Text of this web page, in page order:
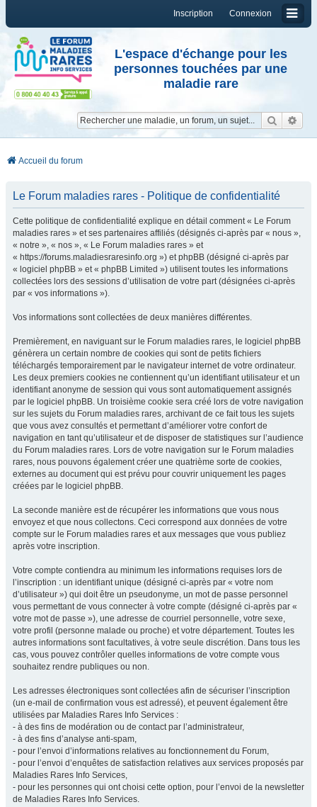
Connexion
Inscription
L'espace d'échange pour les
personnes touchées par une
maladie rare
Accueil du forum
Le Forum maladies rares - Politique de confidentialité
Cette politique de confidentialité explique en détail comment « Le Forum
maladies rares » et ses partenaires affiliés (désignés ci-après par « nous »,
« notre », « nos », « Le Forum maladies rares » et
« https://forums.maladiesraresinfo.org ») et phpBB (désigné ci-après par
« logiciel phpBB » et « phpBB Limited ») utilisent toutes les informations
collectées lors des sessions d’utilisation de votre part (désignées ci-après
par « vos informations »).
Vos informations sont collectées de deux manières différentes.
Premièrement, en naviguant sur le Forum maladies rares, le logiciel phpBB
génèrera un certain nombre de cookies qui sont de petits fichiers
téléchargés temporairement par le navigateur internet de votre ordinateur.
Les deux premiers cookies ne contiennent qu’un identifiant utilisateur et un
identifiant anonyme de session qui vous sont automatiquement assignés
par le logiciel phpBB. Un troisième cookie sera créé lors de votre navigation
sur les sujets du Forum maladies rares, archivant de ce fait tous les sujets
que vous avez consultés et permettant d’améliorer votre confort de
navigation en tant qu’utilisateur et de disposer de statistiques sur l’audience
du Forum maladies rares. Lors de votre navigation sur le Forum maladies
rares, nous pouvons également créer une quatrième sorte de cookies,
externes au document qui est prévu pour couvrir uniquement les pages
créées par le logiciel phpBB.
La seconde manière est de récupérer les informations que vous nous
envoyez et que nous collectons. Ceci correspond aux données de votre
compte sur le Forum maladies rares et aux messages que vous publiez
après votre inscription.
Votre compte contiendra au minimum les informations requises lors de
l’inscription : un identifiant unique (désigné ci-après par « votre nom
d’utilisateur ») qui doit être un pseudonyme, un mot de passe personnel
vous permettant de vous connecter à votre compte (désigné ci-après par «
votre mot de passe »), une adresse de courriel personnelle, votre sexe,
votre profil (personne malade ou proche) et votre département. Toutes les
autres informations sont facultatives, à votre seule discrétion. Dans tous les
cas, vous pouvez contrôler quelles informations de votre compte vous
souhaitez rendre publiques ou non.
Les adresses électroniques sont collectées afin de sécuriser l’inscription
(un e-mail de confirmation vous est adressé), et peuvent également être
utilisées par Maladies Rares Info Services :
- à des fins de modération ou de contact par l’administrateur,
- à des fins d’analyse anti-spam,
- pour l’envoi d’informations relatives au fonctionnement du Forum,
- pour l’envoi d’enquêtes de satisfaction relatives aux services proposés par
Maladies Rares Info Services,
- pour les personnes qui ont choisi cette option, pour l’envoi de la newsletter
de Maladies Rares Info Services.